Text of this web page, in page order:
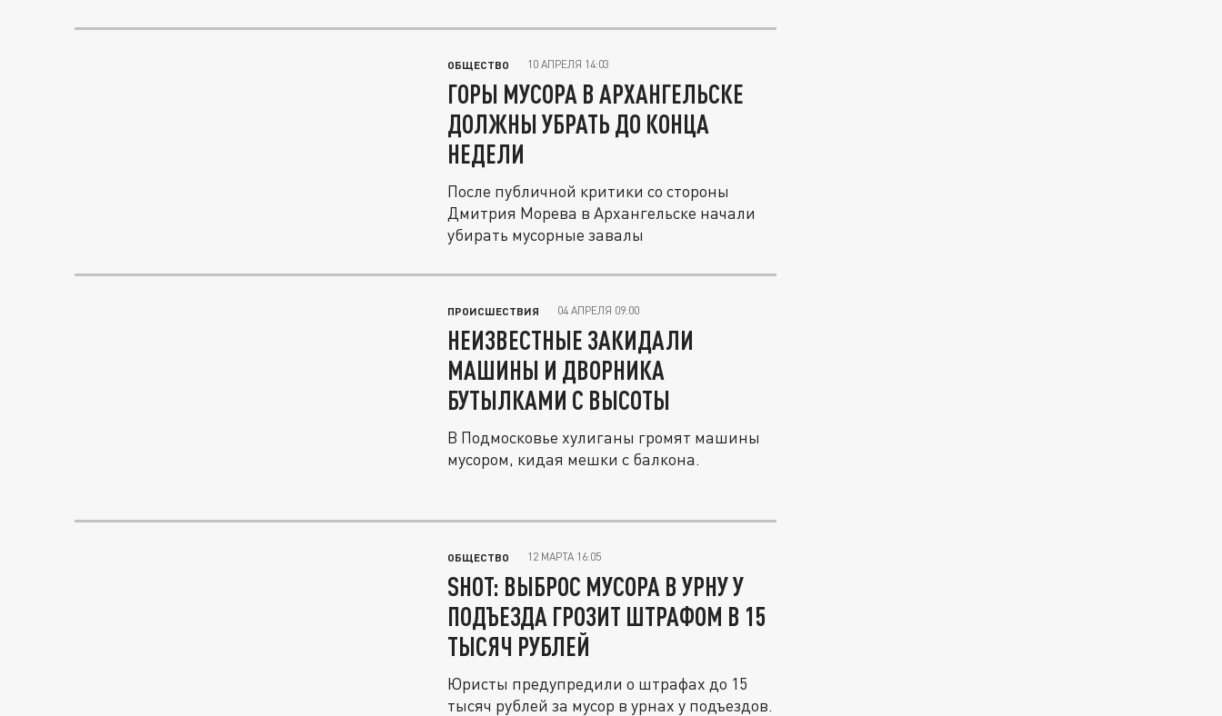
ОБЩЕСТВО 10 АПРЕЛЯ 14:03
ГОРЫ МУСОРА В АРХАНГЕЛЬСКЕ
ДОЛЖНЫ УБРАТЬ ДО КОНЦА
НЕДЕЛИ
После публичной критики со стороны
Дмитрия Морева в Архангельске начали
убирать мусорные завалы
ПРОИСШЕСТВИЯ 04 АПРЕЛЯ 09:00
НЕИЗВЕСТНЫЕ ЗАКИДАЛИ
МАШИНЫ И ДВОРНИКА
БУТЫЛКАМИ С ВЫСОТЫ
В Подмосковье хулиганы громят машины
мусором, кидая мешки с балкона.
ОБЩЕСТВО 12 МАРТА 16:05
SHOT: ВЫБРОС МУСОРА В УРНУ У
ПОДЪЕЗДА ГРОЗИТ ШТРАФОМ В 15
ТЫСЯЧ РУБЛЕЙ
Юристы предупредили о штрафах до 15
тысяч рублей за мусор в урнах у подъездов.